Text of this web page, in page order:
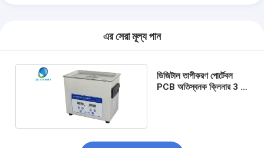
এর সেরা মূল্য পান
ডিজিটাল তাপীকরণ পোর্টেবল
PCB অতিস্বনক ক্লিনার 3 L,